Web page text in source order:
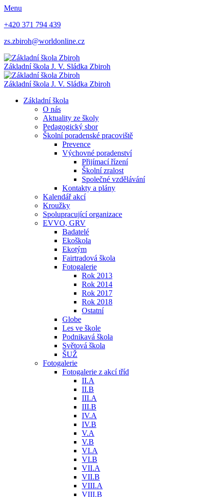
Menu
+420 371 794 439
zs.zbiroh@worldonline.cz
Základní škola J. V. Sládka Zbiroh
Základní škola J. V. Sládka Zbiroh
Základní škola
O nás
Aktuality ze školy
Pedagogický sbor
Školní poradenské pracoviště
Prevence
Výchovné poradenství
Přijímací řízení
Školní zralost
Společné vzdělávání
Kontakty a plány
Kalendář akcí
Kroužky
Spolupracující organizace
EVVO, GRV
Badatelé
Ekoškola
Ekotým
Fairtradová škola
Fotogalerie
Rok 2013
Rok 2014
Rok 2017
Rok 2018
Ostatní
Globe
Les ve škole
Podnikavá škola
Světová škola
ŠUŽ
Fotogalerie
Fotogalerie z akcí tříd
II.A
II.B
III.A
III.B
IV.A
IV.B
V.A
V.B
VI.A
VI.B
VII.A
VII.B
VIII.A
VIII.B